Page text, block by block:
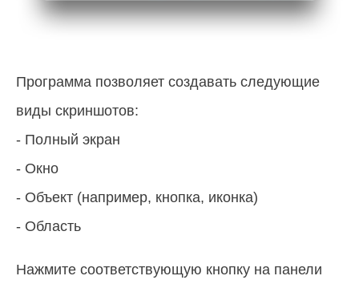
Программа позволяет создавать следующие
виды скриншотов:
- Полный экран
- Окно
- Объект (например, кнопка, иконка)
- Область
Нажмите соответствующую кнопку на панели